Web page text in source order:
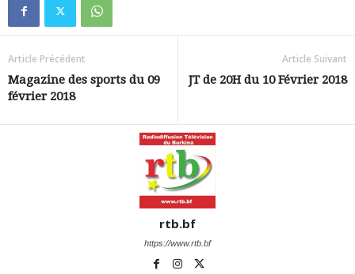
Article Précédent
Magazine des sports du 09
février 2018
Article Suivant
JT de 20H du 10 Février 2018
rtb.bf
https://www.rtb.bf